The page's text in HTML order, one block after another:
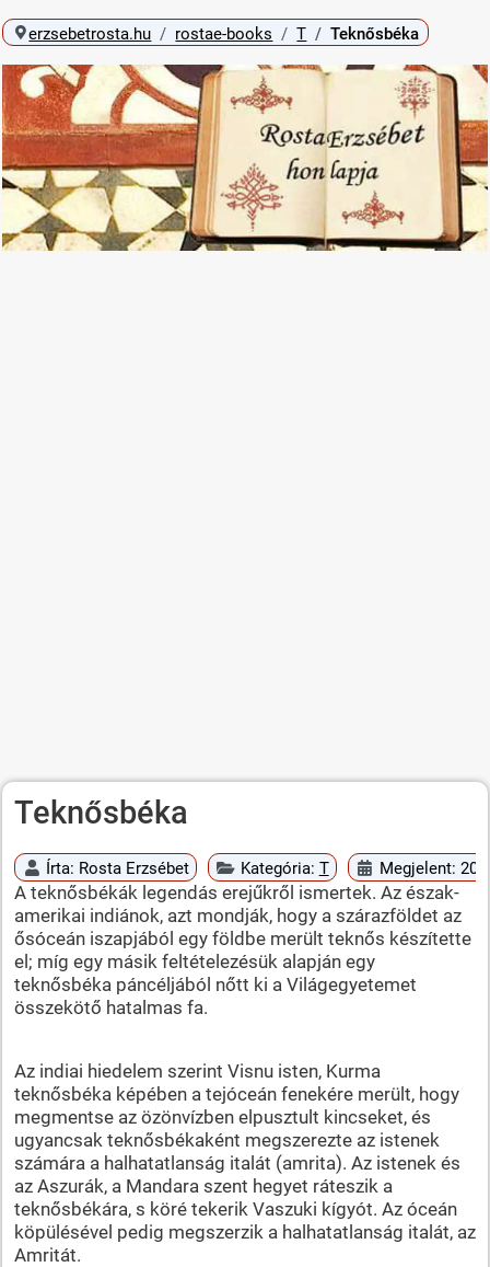
erzsebetrosta.hu rostae-books T Teknősbéka
Teknősbéka
Írta: Rosta Erzsébet Kategória: T Megjelent:
A teknősbékák legendás erejűkről ismertek. Az észak-
amerikai indiánok, azt mondják, hogy a szárazföldet az
ősóceán iszapjából egy földbe merült teknős készítette
el; míg egy másik feltételezésük alapján egy
teknősbéka páncéljából nőtt ki a Világegyetemet
összekötő hatalmas fa.
Az indiai hiedelem szerint Visnu isten, Kurma
teknősbéka képében a tejóceán fenekére merült, hogy
megmentse az özönvízben elpusztult kincseket, és
ugyancsak teknősbékaként megszerezte az istenek
számára a halhatatlanság italát (amrita). Az istenek és
az Aszurák, a Mandara szent hegyet ráteszik a
teknősbékára, s köré tekerik Vaszuki kígyót. Az óceán
köpülésével pedig megszerzik a halhatatlanság italát, az
Amritát.